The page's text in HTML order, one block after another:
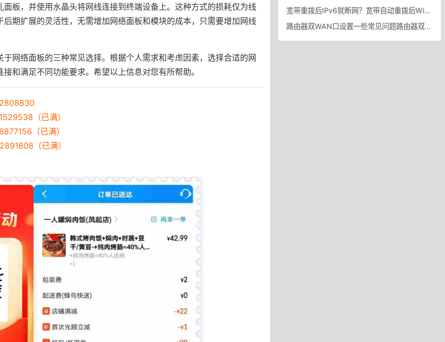
板，并使用水晶头将网线连接到终端设备上。这种方式的损耗仅为线
期扩展的灵活性，无需增加网络面板和模块的成本，只需要增加网线
于网络面板的三种常见选择。根据个人需求和考虑因素，选择合适的网
和满足不同功能要求。希望以上信息对您有所帮助。
（已满）
（已满）
（已满）
宽带重拨后IPv6就断网？宽带自动重拨后Win10的IPv6失效
路由器双WAN口设置一些常见问题路由器双WAN口设置踩坑